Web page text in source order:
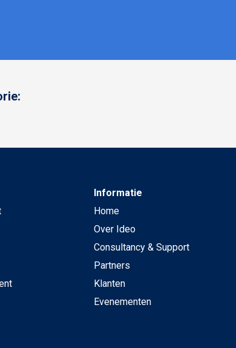
Informatie
Home
Over Ideo
Consultancy & Support
Partners
Klanten
Evenementen